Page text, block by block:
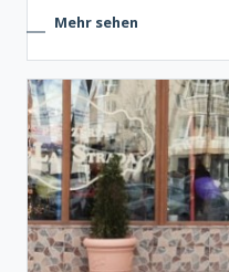
Mehr sehen